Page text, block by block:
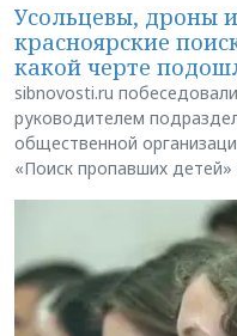
Усольцевы, дроны
красноярские
какой черте
sibnovosti.ru
руководителем
общественной
«Поиск пропавших